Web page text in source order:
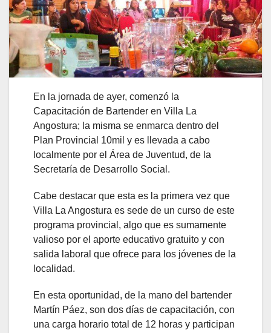
En la jornada de ayer, comenzó la
Capacitación de Bartender en Villa La
Angostura; la misma se enmarca dentro del
Plan Provincial 10mil y es llevada a cabo
localmente por el Área de Juventud, de la
Secretaría de Desarrollo Social.
Cabe destacar que esta es la primera vez que
Villa La Angostura es sede de un curso de este
programa provincial, algo que es sumamente
valioso por el aporte educativo gratuito y con
salida laboral que ofrece para los jóvenes de la
localidad.
En esta oportunidad, de la mano del bartender
Martín Páez, son dos días de capacitación, con
una carga horario total de 12 horas y participan